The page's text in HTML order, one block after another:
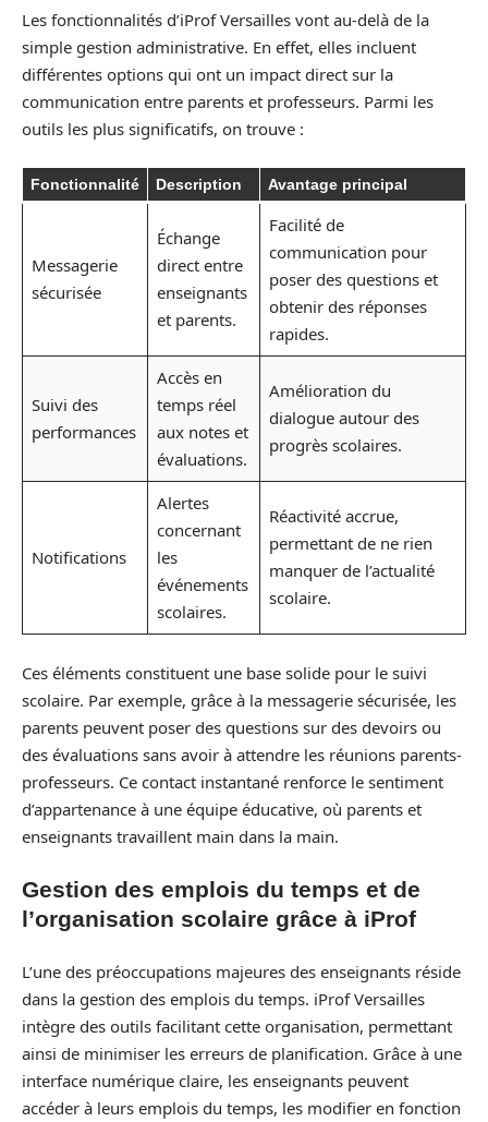
Les fonctionnalités d’iProf Versailles vont au-delà de la
simple gestion administrative. En effet, elles incluent
différentes options qui ont un impact direct sur la
communication entre parents et professeurs. Parmi les
outils les plus significatifs, on trouve :
Fonctionnalité Description Avantage principal
Messagerie
sécurisée
Échange
direct entre
enseignants
et parents.
Facilité de
communication pour
poser des questions et
obtenir des réponses
rapides.
Suivi des
performances
Accès en
temps réel
aux notes et
évaluations.
Amélioration du
dialogue autour des
progrès scolaires.
Notifications
Alertes
concernant
les
événements
scolaires.
Réactivité accrue,
permettant de ne rien
manquer de l’actualité
scolaire.
Ces éléments constituent une base solide pour le suivi
scolaire. Par exemple, grâce à la messagerie sécurisée, les
parents peuvent poser des questions sur des devoirs ou
des évaluations sans avoir à attendre les réunions parents-
professeurs. Ce contact instantané renforce le sentiment
d’appartenance à une équipe éducative, où parents et
enseignants travaillent main dans la main.
Gestion des emplois du temps et de
l’organisation scolaire grâce à iProf
L’une des préoccupations majeures des enseignants réside
dans la gestion des emplois du temps. iProf Versailles
intègre des outils facilitant cette organisation, permettant
ainsi de minimiser les erreurs de planification. Grâce à une
interface numérique claire, les enseignants peuvent
accéder à leurs emplois du temps, les modifier en fonction